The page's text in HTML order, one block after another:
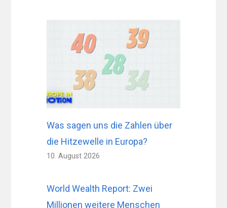
Was sagen uns die Zahlen über
die Hitzewelle in Europa?
10. August 2026
World Wealth Report: Zwei
Millionen weitere Menschen